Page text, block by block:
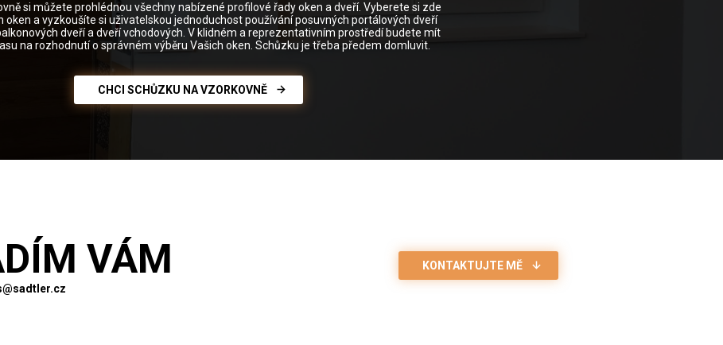
si můžete prohlédnou všechny nabízené profilové řady oken a dveří. Vyberete si zde
oken a vyzkoušíte si uživatelskou jednoduchost používání posuvných portálových dveří
dveří a dveří vchodových. V klidném a reprezentativním prostředí budete mít
na rozhodnutí o správném výběru Vašich oken. Schůzku je třeba předem domluvit.
CHCI SCHŮZKU NA VZORKOVNĚ
VÁM KONTAKTUJTE MĚ